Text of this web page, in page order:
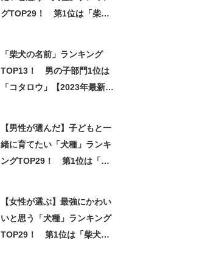
グTOP29！ 第1位は「柴
「柴犬の名前」ランキング
TOP13！ 男の子部門1位は
「コタロウ」【2023年最新調
【男性が選んだ】子どもと一
緒に育てたい「犬種」ランキ
ングTOP29！ 第1位は「柴
【女性が選ぶ】最強にかわい
いと思う「犬種」ランキング
TOP29！ 第1位は「柴犬」